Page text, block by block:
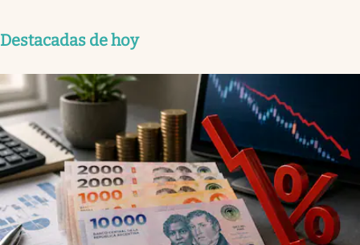
Destacadas de hoy